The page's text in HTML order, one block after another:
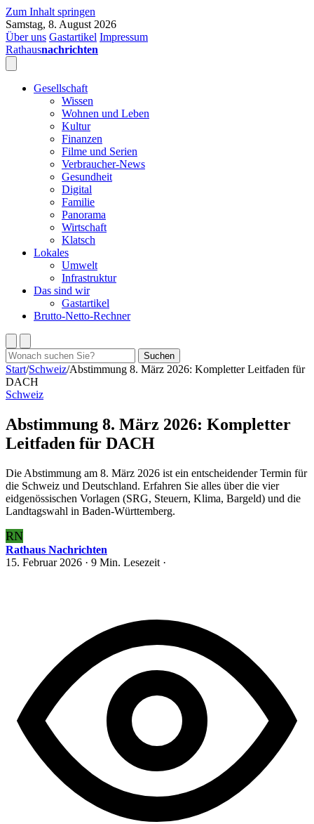
Zum Inhalt springen
Samstag, 8. August 2026
Über uns Gastartikel Impressum
Rathausnachrichten
Gesellschaft
Wissen
Wohnen und Leben
Kultur
Finanzen
Filme und Serien
Verbraucher-News
Gesundheit
Digital
Familie
Panorama
Wirtschaft
Klatsch
Lokales
Umwelt
Infrastruktur
Das sind wir
Gastartikel
Brutto-Netto-Rechner
Suchen
nach:
Suchen
Start/Schweiz/Abstimmung 8. März 2026: Kompletter Leitfaden für
DACH
Schweiz
Abstimmung 8. März 2026: Kompletter
Leitfaden für DACH
Die Abstimmung am 8. März 2026 ist ein entscheidender Termin für
die Schweiz und Deutschland. Erfahren Sie alles über die vier
eidgenössischen Vorlagen (SRG, Steuern, Klima, Bargeld) und die
Landtagswahl in Baden-Württemberg.
RN
Rathaus Nachrichten
15. Februar 2026 · 9 Min. Lesezeit ·